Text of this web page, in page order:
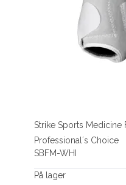
Strike Sports Medicine
Professional´s Choice
SBFM-WHI
På lager